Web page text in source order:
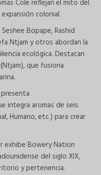
Cole reflejan el mito del
colonial.
Bopape, Rashid
Ntjam y otros abordan la
ecológica. Destacan
que fusiona
integra aromas de seis
Humano, etc.) para crear
exhibe Bowery Nation
del siglo XIX,
y pertenencia.